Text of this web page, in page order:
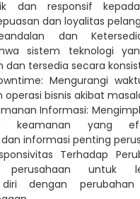
dan responsif
dan loyalitas
dan
sistem teknologi
dan tersedia secara
Mengurangi
bisnis akibat
Informasi:
keamanan yang
informasi penting
Terhadap
perusahaan untuk
diri dengan